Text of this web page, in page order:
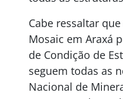
Cabe ressaltar
Mosaic em Araxá
de Condição de
seguem todas as
Nacional de